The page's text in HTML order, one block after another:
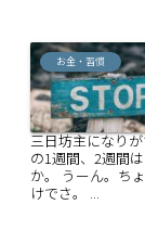
お金・習慣
三日坊主になり
の1週間、2週間
か。 うーん。ち
けでさ。 ...